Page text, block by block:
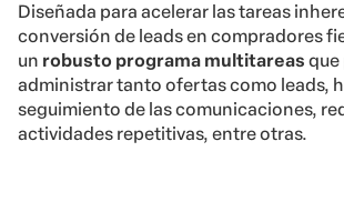
Diseñada para acelerar las tareas
conversión de leads en compradores
un robusto programa multitareas que
administrar tanto ofertas como leads,
seguimiento de las comunicaciones,
actividades repetitivas, entre otras.